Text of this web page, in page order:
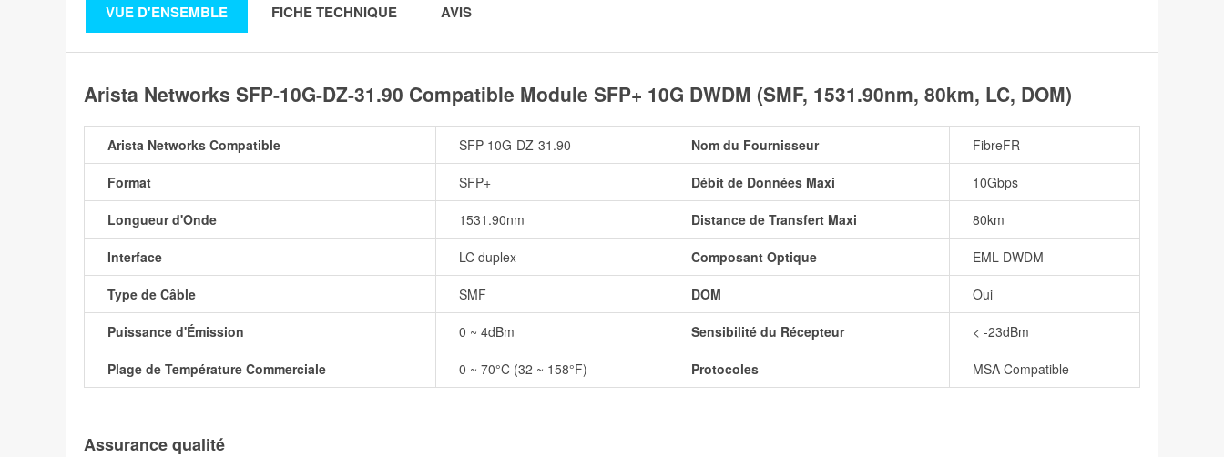
VUE D'ENSEMBLE FICHE TECHNIQUE AVIS
Arista Networks SFP-10G-DZ-31.90 Compatible Module SFP+ 10G DWDM (SMF, 1531.90nm, 80km, LC, DOM)
Arista Networks Compatible SFP-10G-DZ-31.90 Nom du Fournisseur FibreFR
Format SFP+ Débit de Données Maxi 10Gbps
Longueur d'Onde 1531.90nm Distance de Transfert Maxi 80km
Interface LC duplex Composant Optique EML DWDM
Type de Câble SMF DOM Oui
Puissance d'Émission 0 ~ 4dBm Sensibilité du Récepteur < -23dBm
Plage de Température Commerciale 0 ~ 70°C (32 ~ 158°F) Protocoles MSA Compatible
Assurance qualité